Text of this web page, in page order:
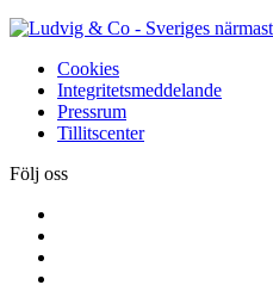
Cookies
Integritetsmeddelande
Pressrum
Tillitscenter
Följ oss